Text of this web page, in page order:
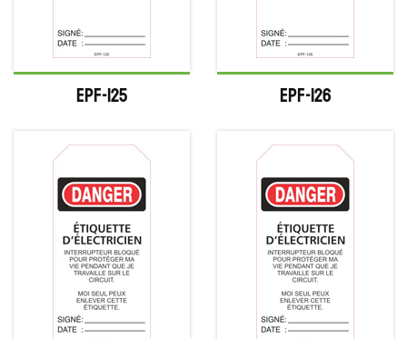
EPF-125 EPF-126